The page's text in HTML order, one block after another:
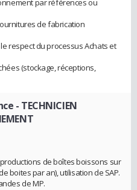
par références ou
de fabrication
respect du processus Achats et
(stockage, réceptions,
- TECHNICIEN
de boîtes boissons sur
boites par an), utilisation de SAP.
de MP.